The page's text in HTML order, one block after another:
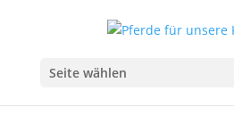
Seite wählen